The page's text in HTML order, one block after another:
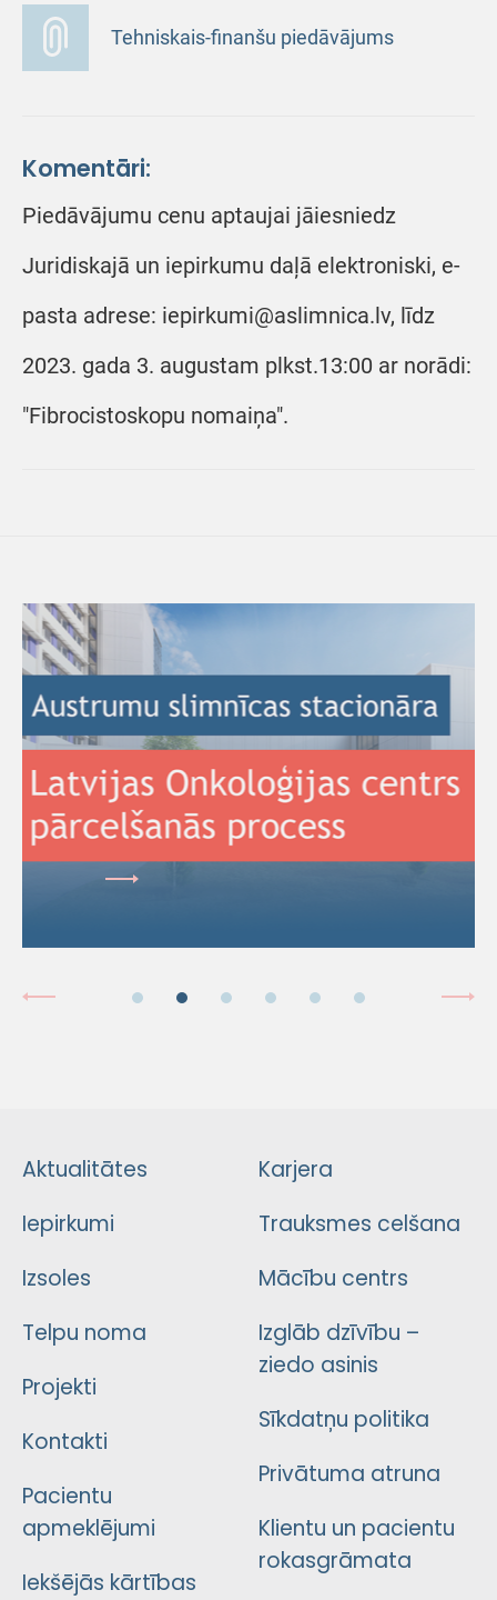
Tehniskais-finanšu piedāvājums
Komentāri:
Piedāvājumu cenu aptaujai jāiesniedz
Juridiskajā un iepirkumu daļā elektroniski, e-
pasta adrese: iepirkumi@aslimnica.lv, līdz
2023. gada 3. augustam plkst.13:00 ar norādi:
"Fibrocistoskopu nomaiņa".
Aktualitātes
Iepirkumi
Izsoles
Telpu noma
Projekti
Kontakti
Pacientu
apmeklējumi
Iekšējās kārtības
Karjera
Trauksmes celšana
Mācību centrs
Izglāb dzīvību –
ziedo asinis
Sīkdatņu politika
Privātuma atruna
Klientu un pacientu
rokasgrāmata